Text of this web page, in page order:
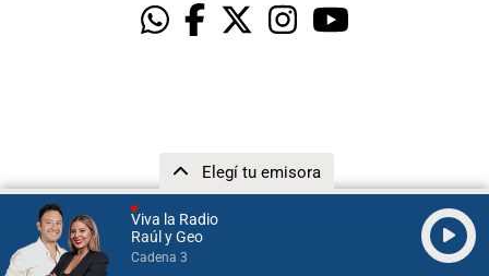
Viva la Radio
Raúl y Geo
Cadena 3
Elegí tu emisora